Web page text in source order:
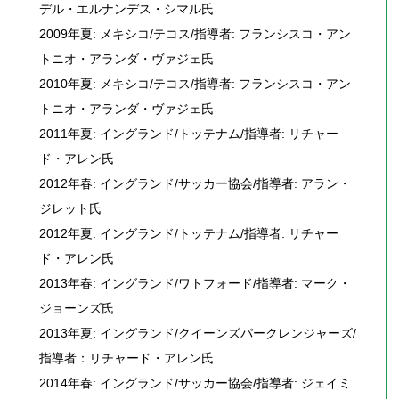
デル・エルナンデス・シマル氏
2009年夏: メキシコ/テコス/指導者: フランシスコ・アン
トニオ・アランダ・ヴァジェ氏
2010年夏: メキシコ/テコス/指導者: フランシスコ・アン
トニオ・アランダ・ヴァジェ氏
2011年夏: イングランド/トッテナム/指導者: リチャー
ド・アレン氏
2012年春: イングランド/サッカー協会/指導者: アラン・
ジレット氏
2012年夏: イングランド/トッテナム/指導者: リチャー
ド・アレン氏
2013年春: イングランド/ワトフォード/指導者: マーク・
ジョーンズ氏
2013年夏: イングランド/クイーンズパークレンジャーズ/
指導者：リチャード・アレン氏
2014年春: イングランド/サッカー協会/指導者: ジェイミ